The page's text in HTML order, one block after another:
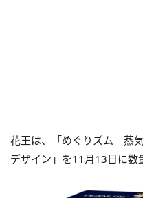
花王は、「めぐりズム 蒸
デザイン」を11月13日に数